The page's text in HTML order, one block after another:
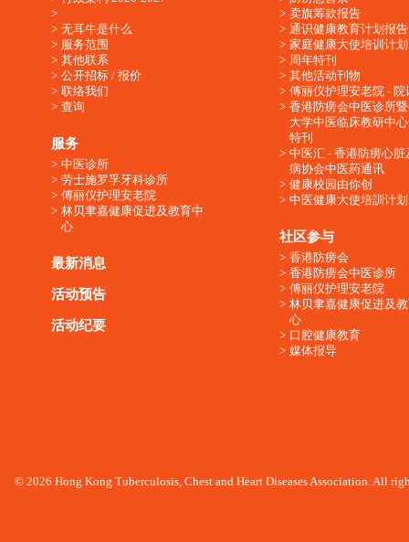
无耳牛是什么
服务范围
其他联系
公开招标 / 报价
联络我们
查询
服务
中医诊所
劳士施罗孚牙科诊所
傅丽仪护理安老院
林贝聿嘉健康促进及教育中
心
最新消息
活动预告
活动纪要
卖旗筹款报告
通识健康教育计划报告
家庭健康大使培训计划
周年特刊
其他活动刊物
傅丽仪护理安老院 - 院
香港防痨会中医诊所
大学中医临床教研中
特刊
中医汇 - 香港防痨心脏
病协会中医药通讯
健康校园由你创
中医健康大使培訓计划
社区参与
香港防痨会
香港防痨会中医诊所
傅丽仪护理安老院
林贝聿嘉健康促进及
心
口腔健康教育
媒体报导
© 2026 Hong Kong Tuberculosis, Chest and Heart Diseases Association. All